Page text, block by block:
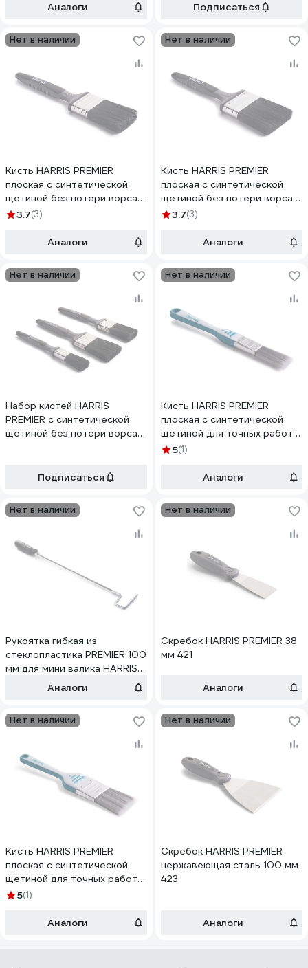
Аналоги Подписаться
Нет в наличии
Кисть HARRIS PREMIER
плоская с синтетической
щетиной без потери ворса
50 мм 16120
3.7(3)
Аналоги
Нет в наличии
Кисть HARRIS PREMIER
плоская с синтетической
щетиной без потери ворса
63 мм 16124
3.7(3)
Аналоги
Нет в наличии
Набор кистей HARRIS
PREMIER с синтетической
щетиной без потери ворса
Подписаться
Нет в наличии
Кисть HARRIS PREMIER
плоская с синтетической
щетиной для точных работ
25 мм 20610
5(1)
Аналоги
Нет в наличии
Рукоятка гибкая из
стеклопластика PREMIER 100
мм для мини валика HARRIS
Аналоги
Нет в наличии
Скребок HARRIS PREMIER 38
мм 421
Аналоги
Нет в наличии
Кисть HARRIS PREMIER
плоская с синтетической
щетиной для точных работ
50 мм 20620
5(1)
Аналоги
Нет в наличии
Скребок HARRIS PREMIER
нержавеющая сталь 100 мм
423
Аналоги